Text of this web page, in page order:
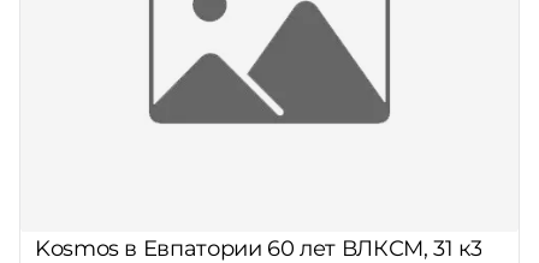
Kosmos в Евпатории 60 лет ВЛКСМ, 31 к3